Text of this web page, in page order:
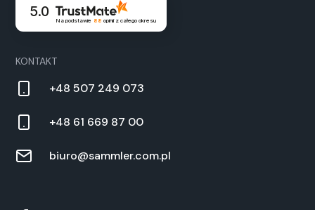
5.0
Na podstawie 88 opinii z całego okresu
KONTAKT
+48 507 249 073
+48 61 669 87 00
biuro@sammler.com.pl